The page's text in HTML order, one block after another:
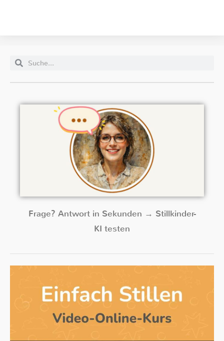
Frage? Antwort in Sekunden → Stillkinder-
KI testen